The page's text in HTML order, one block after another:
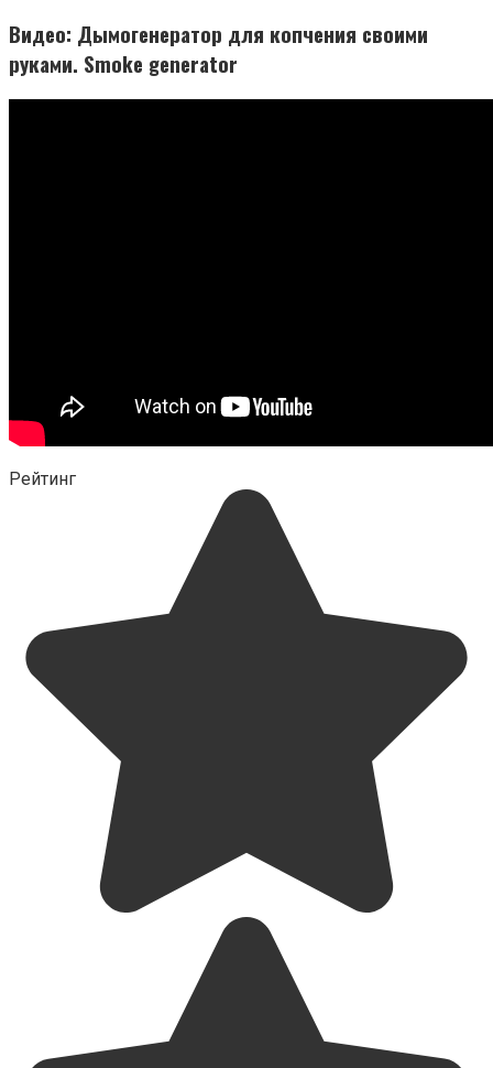
Видео: Дымогенератор для копчения своими
руками. Smoke generator
Рейтинг